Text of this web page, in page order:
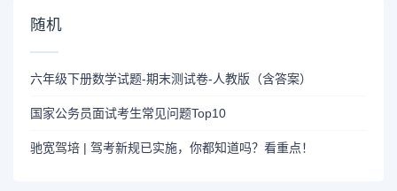
随机
六年级下册数学试题-期末测试卷-人教版（含答案）
国家公务员面试考生常见问题Top10
驰宽驾培 | 驾考新规已实施，你都知道吗？看重点！